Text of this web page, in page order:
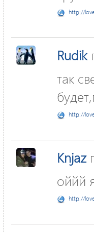
http://
Rudik
так
http://
Knjaz
оййй
http://